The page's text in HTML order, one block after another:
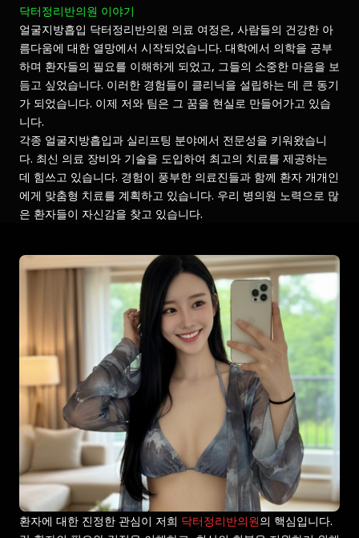
닥터정리반의원 이야기
얼굴지방흡입 닥터정리반의원 의료 여정은, 사람들의 건강한 아
름다움에 대한 열망에서 시작되었습니다. 대학에서 의학을 공부
하며 환자들의 필요를 이해하게 되었고, 그들의 소중한 마음을 보
듬고 싶었습니다. 이러한 경험들이 클리닉을 설립하는 데 큰 동기
가 되었습니다. 이제 저와 팀은 그 꿈을 현실로 만들어가고 있습
니다.
각종 얼굴지방흡입과 실리프팅 분야에서 전문성을 키워왔습니
다. 최신 의료 장비와 기술을 도입하여 최고의 치료를 제공하는
데 힘쓰고 있습니다. 경험이 풍부한 의료진들과 함께 환자 개개인
에게 맞춤형 치료를 계획하고 있습니다. 우리 병의원 노력으로 많
은 환자들이 자신감을 찾고 있습니다.
환자에 대한 진정한 관심이 저희 닥터정리반의원의 핵심입니다.